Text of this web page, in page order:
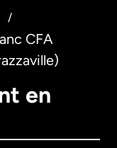
/
CFA
en